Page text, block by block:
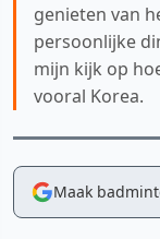
genieten van
persoonlijke
mijn kijk op
vooral Korea.
Maak